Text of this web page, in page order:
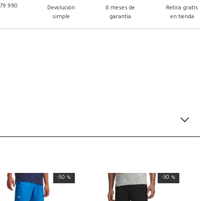
Devolución
simple
6 meses de
garantía
Retira gratis
en tienda
-50 % -30 %